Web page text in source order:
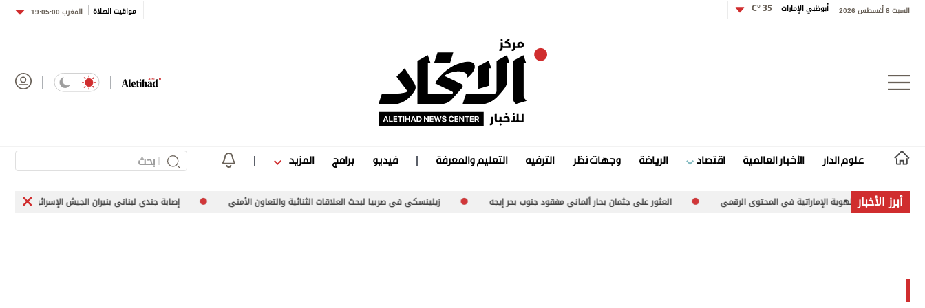
السبت 8 أغسطس 2026 أبوظبي الإمارات 35 °C مواقيت الصلاة المغرب 19:05:00
علوم الدار الأخبار العالمية اقتصاد الرياضة وجهات نظر الترفيه التعليم والمعرفة فيديو برامج المزيد
علوم الدار
الرياضة
أبرز الأخبار
حضور الهوية الإماراتية في المحتوى الرقمي العثور على جثمان بحار ألماني مفقود جنوب بحر إيجه زيلينسكي في صربيا لبحث العلاقات الثنائية والتعاون الأمني إصابة جندي لبناني بنيران الجيش الإسرائيلي في الجنوب